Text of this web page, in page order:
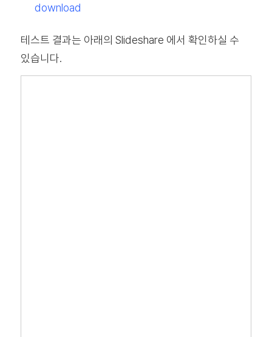
download
테스트 결과는 아래의 Slideshare 에서 확인하실 수
있습니다.